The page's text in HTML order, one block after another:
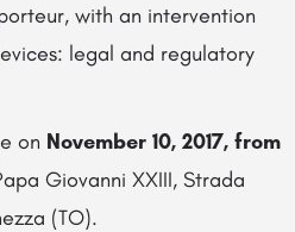
with an intervention
legal and regulatory
on November 10, 2017, from
Giovanni XXIII, Strada
(TO).